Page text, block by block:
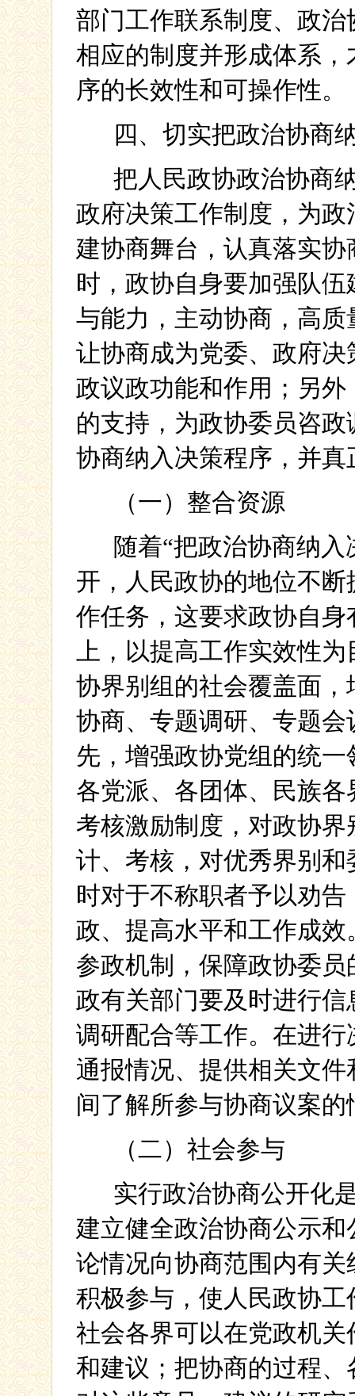
部门工作联系制度、政
相应的制度并形成体系
序的长效性和可操作性。
四、切实把政治协商
把人民政协政治协商
政府决策工作制度，为
建协商舞台，认真落实
时，政协自身要加强队
与能力，主动协商，高
让协商成为党委、政府
政议政功能和作用；另
的支持，为政协委员咨
协商纳入决策程序，并真
（一）整合资源
随着“把政治协商纳
开，人民政协的地位不
作任务，这要求政协自
上，以提高工作实效性
协界别组的社会覆盖面
协商、专题调研、专题
先，增强政协党组的统
各党派、各团体、民族
考核激励制度，对政协
计、考核，对优秀界别
时对于不称职者予以劝
政、提高水平和工作成
参政机制，保障政协委
政有关部门要及时进行
调研配合等工作。在进
通报情况、提供相关文
间了解所参与协商议案的
（二）社会参与
实行政治协商公开化
建立健全政治协商公示
论情况向协商范围内有
积极参与，使人民政协
社会各界可以在党政机
和建议；把协商的过程